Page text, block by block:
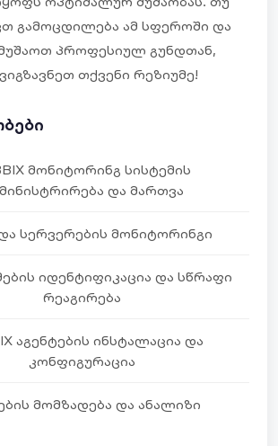
ᲒᲐᲛᲝᲪᲓᲘᲚᲔᲑᲐ ᲐᲛ ᲡᲤᲔᲠᲝᲨᲘ ᲓᲐ
ᲞᲠᲝᲤᲔᲡᲘᲣᲚ ᲒᲣᲜᲓᲗᲐᲜ,
ᲗᲥᲕᲔᲜᲘ ᲠᲔᲖᲘᲣᲛᲔ!
ᲛᲝᲜᲘᲢᲝᲠᲘᲜᲒ ᲡᲘᲡᲢᲔᲛᲘᲡ
ᲓᲐ ᲛᲐᲠᲗᲕᲐ
ᲡᲔᲠᲕᲔᲠᲔᲑᲘᲡ ᲛᲝᲜᲘᲢᲝᲠᲘᲜᲒᲘ
ᲘᲓᲔᲜᲢᲘᲤᲘᲙᲐᲪᲘᲐ ᲓᲐ ᲡᲬᲠᲐᲤᲘ
ᲠᲔᲐᲒᲘᲠᲔᲑᲐ
ᲐᲒᲔᲜᲢᲔᲑᲘᲡ ᲘᲜᲡᲢᲐᲚᲐᲪᲘᲐ ᲓᲐ
ᲙᲝᲜᲤᲘᲒᲣᲠᲐᲪᲘᲐ
ᲛᲝᲛᲖᲐᲓᲔᲑᲐ ᲓᲐ ᲐᲜᲐᲚᲘᲖᲘ